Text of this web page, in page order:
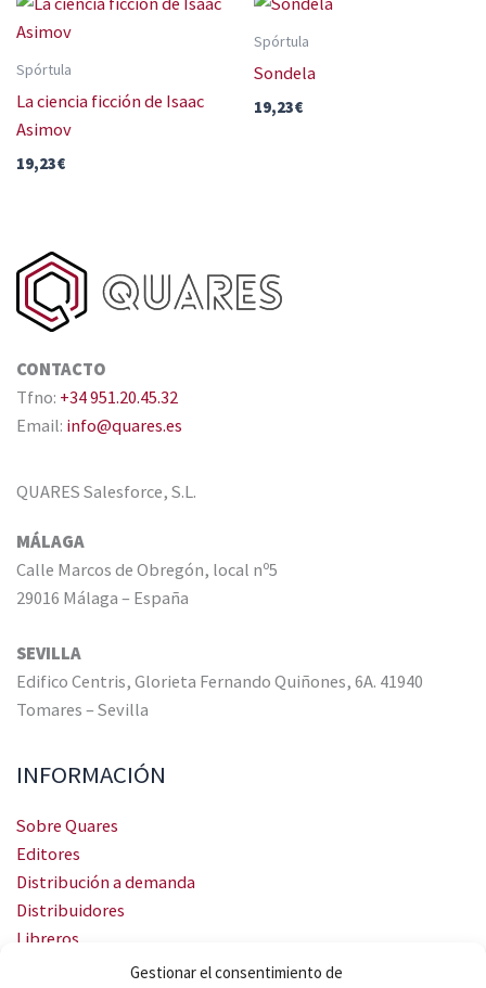
Gestionar el consentimiento de
Spórtula
La ciencia ficción de Isaac
Asimov
19,23€
Spórtula
Sondela
19,23€
CONTACTO
Tfno: +34 951.20.45.32
Email: info@quares.es
QUARES Salesforce, S.L.
MÁLAGA
Calle Marcos de Obregón, local nº5
29016 Málaga – España
SEVILLA
Edifico Centris, Glorieta Fernando Quiñones, 6A. 41940
Tomares – Sevilla
INFORMACIÓN
Sobre Quares
Editores
Distribución a demanda
Distribuidores
Libreros
Servicio Landingweb